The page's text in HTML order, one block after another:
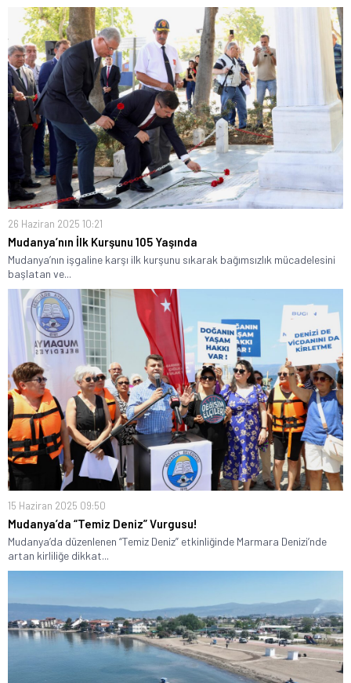
26 Haziran 2025 10:21
Mudanya’nın İlk Kurşunu 105 Yaşında
Mudanya’nın işgaline karşı ilk kurşunu sıkarak bağımsızlık mücadelesini
başlatan ve...
15 Haziran 2025 09:50
Mudanya’da “Temiz Deniz” Vurgusu!
Mudanya’da düzenlenen “Temiz Deniz” etkinliğinde Marmara Denizi’nde
artan kirliliğe dikkat...